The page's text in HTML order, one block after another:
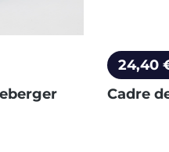
24,40
Cadre